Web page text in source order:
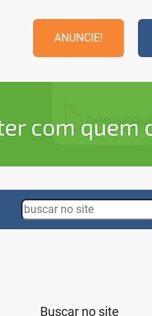
ANUNCIE!
Search
Buscar no site